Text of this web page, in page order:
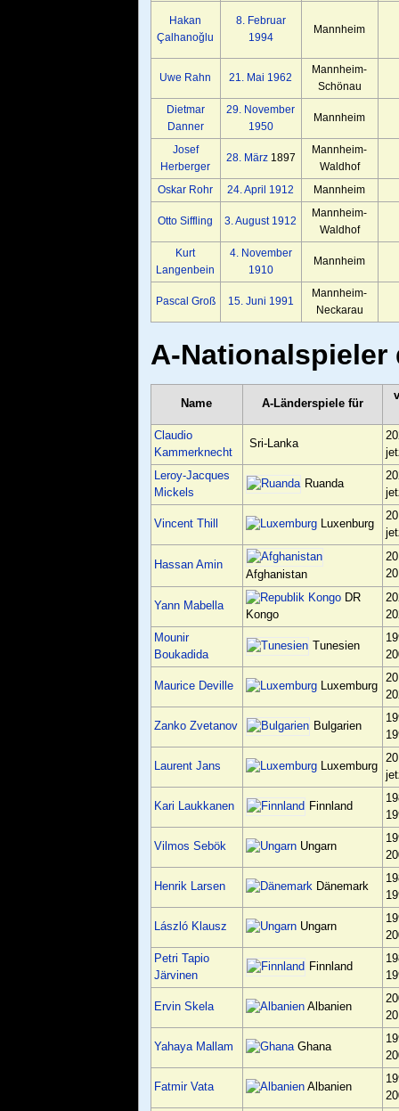
Hakan
Çalhanoğlu
8. Februar
1994
Mannheim
Uwe Rahn 21. Mai 1962
Mannheim-
Schönau
Dietmar
Danner
29. November
1950
Mannheim
Josef
Herberger
28. März1897
Mannheim-
Waldhof
Oskar Rohr
24. April 1912 Mannheim
Otto Siffling 3. August 1912
Mannheim-
Waldhof
Kurt
Langenbein
4. November
1910
Mannheim
Pascal Groß 15. Juni 1991
Mannheim-
Neckarau
A-Nationalspieler
Name A-Länderspiele für
Claudio
Kammerknecht
Sri-Lanka
Leroy-Jacques
Mickels
Ruanda
Vincent Thill Luxenburg
Hassan Amin
Afghanistan
Yann Mabella
DR
Kongo
Mounir
Boukadida
Tunesien
Maurice Deville Luxemburg
Zanko Zvetanov Bulgarien
Laurent Jans Luxemburg
Kari Laukkanen Finnland
Vilmos Sebök Ungarn
Henrik Larsen Dänemark
László Klausz Ungarn
Petri Tapio
Järvinen
Finnland
Ervin Skela Albanien
Yahaya Mallam Ghana
Fatmir Vata Albanien